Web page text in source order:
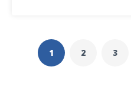
1 2 3